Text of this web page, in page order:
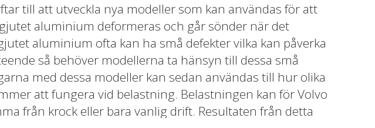
till att utveckla nya modeller som kan användas för att
aluminium deformeras och går sönder när det
aluminium ofta kan ha små defekter vilka kan påverka
så behöver modellerna ta hänsyn till dessa små
med dessa modeller kan sedan användas till hur olika
att fungera vid belastning. Belastningen kan för Volvo
från krock eller bara vanlig drift. Resultaten från detta